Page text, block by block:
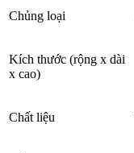
Chủng loại
Kích thước (rộng x dài
x cao)
Chất liệu